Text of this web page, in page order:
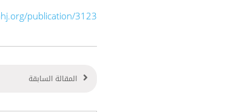
publication/3123
المقالة السابقة